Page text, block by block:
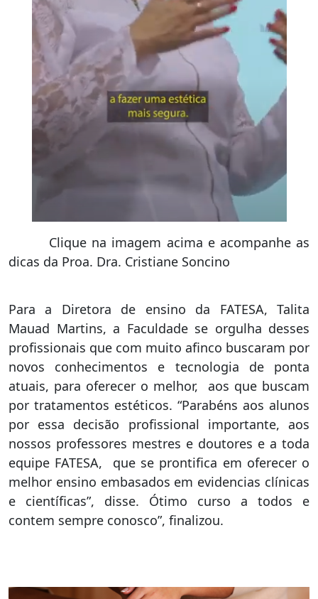
Clique na imagem acima e acompanhe as
dicas da Proa. Dra. Cristiane Soncino
Para a Diretora de ensino da FATESA, Talita
Mauad Martins, a Faculdade se orgulha desses
profissionais que com muito afinco buscaram por
novos conhecimentos e tecnologia de ponta
atuais, para oferecer o melhor, aos que buscam
por tratamentos estéticos. “Parabéns aos alunos
por essa decisão profissional importante, aos
nossos professores mestres e doutores e a toda
equipe FATESA, que se prontifica em oferecer o
melhor ensino embasados em evidencias clínicas
e científicas”, disse. Ótimo curso a todos e
contem sempre conosco”, finalizou.